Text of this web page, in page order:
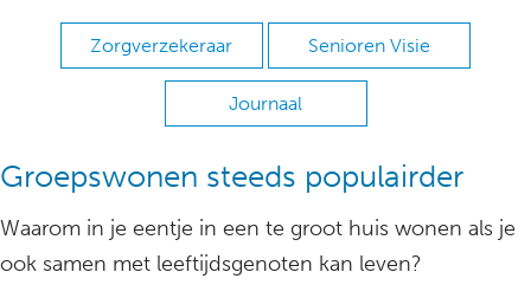
Zorgverzekeraar Senioren Visie
Journaal
Groepswonen steeds populairder
Waarom in je eentje in een te groot huis wonen als je
ook samen met leeftijdsgenoten kan leven?